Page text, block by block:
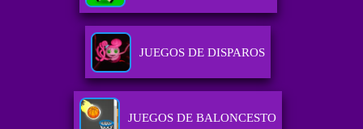
JUEGOS DE DISPAROS
JUEGOS DE BALONCESTO